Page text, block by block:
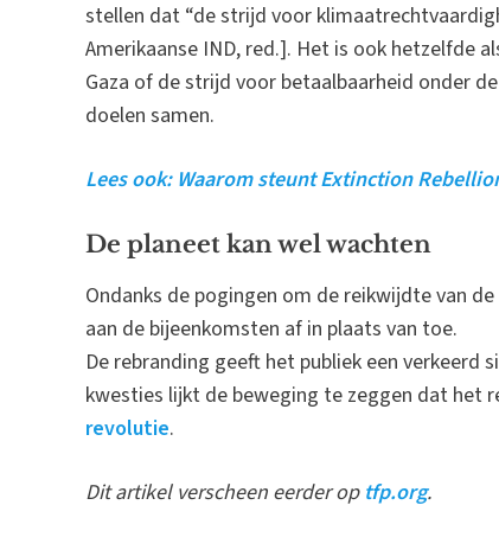
stellen dat “de strijd voor
Amerikaanse IND, red.]. Het is ook hetzelfde
Gaza of de strijd voor betaalbaarheid onder
doelen samen.
Lees ook: Waarom steunt Extinction
De planeet kan wel wachten
Ondanks de pogingen om de reikwijdte van
aan de bijeenkomsten af in plaats van toe.
De rebranding geeft het publiek een verkeerd
kwesties lijkt de beweging te zeggen dat het
revolutie.
Dit artikel verscheen eerder op tfp.org.